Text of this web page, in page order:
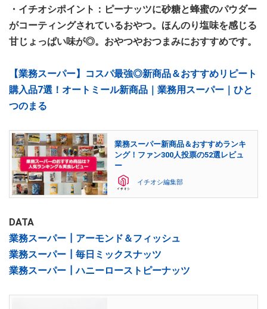
・イチオシポイント：ピーナッツに砂糖と蜂蜜のパウダー
がコーティングされているおやつ。ほんのり塩味を感じる
甘じょっぱい味が◎。おやつやおつまみにおすすめです。
【業務スーパー】コスパ最強◎新商品＆おすすめリピート
購入品7選！オートミール新商品｜業務用スーパー｜ひと
つのまる
業務スーパー新商品＆おすすめランキ
ング！ファン300人投票の52選レビュ
ー
イチオシ編集部
DATA
業務スーパー┃アーモンド＆フィッシュ
業務スーパー┃毎日ミックスナッツ
業務スーパー┃ハニーローストピーナッツ